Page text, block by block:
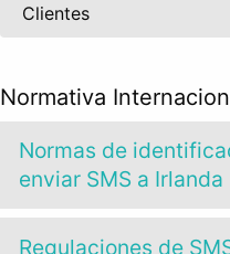
Clientes
Normativa
Normas de
enviar SMS a Irlanda
Regulaciones de